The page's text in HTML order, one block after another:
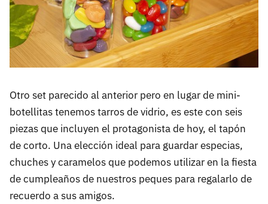
Otro set parecido al anterior pero en lugar de mini-
botellitas tenemos tarros de vidrio, es este con seis
piezas que incluyen el protagonista de hoy, el tapón
de corto. Una elección ideal para guardar especias,
chuches y caramelos que podemos utilizar en la fiesta
de cumpleaños de nuestros peques para regalarlo de
recuerdo a sus amigos.